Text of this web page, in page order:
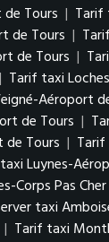
Tours | Tarif
de Tours |
de Tours |
| Tarif taxi
Aéroport
de Tours |
de Tours |
Luynes-
Corps Pas Cher
taxi
| Tarif taxi